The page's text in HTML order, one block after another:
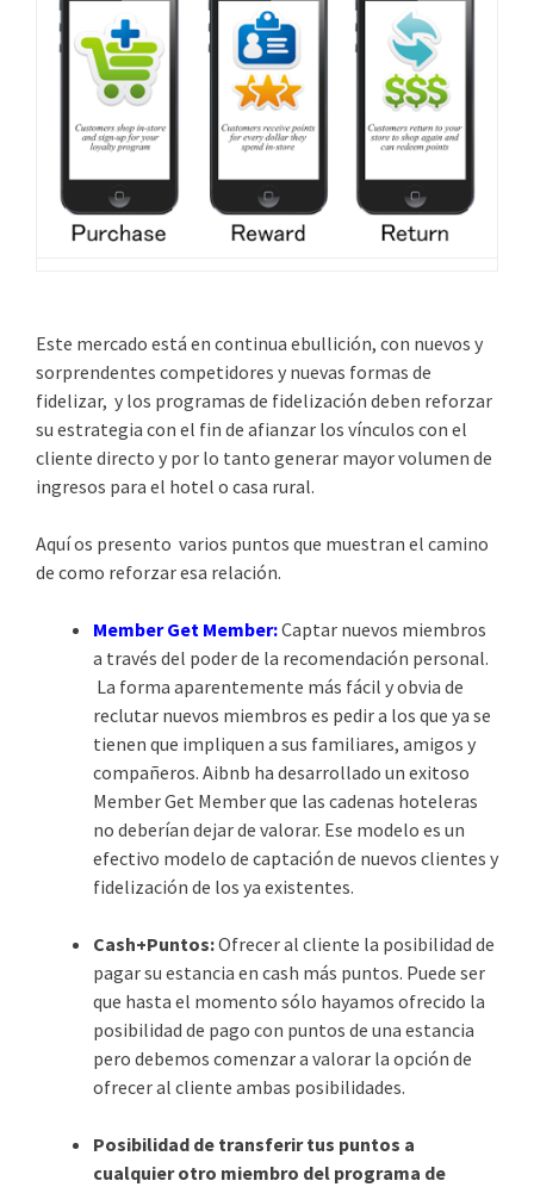
Este mercado está en continua ebullición, con nuevos y
sorprendentes competidores y nuevas formas de
fidelizar, y los programas de fidelización deben reforzar
su estrategia con el fin de afianzar los vínculos con el
cliente directo y por lo tanto generar mayor volumen de
ingresos para el hotel o casa rural.
Aquí os presento varios puntos que muestran el camino
de como reforzar esa relación.
Member Get Member:Captar nuevos miembros
a través del poder de la recomendación personal.
La forma aparentemente más fácil y obvia de
reclutar nuevos miembros es pedir a los que ya se
tienen que impliquen a sus familiares, amigos y
compañeros. Aibnb ha desarrollado un exitoso
Member Get Member que las cadenas hoteleras
no deberían dejar de valorar. Ese modelo es un
efectivo modelo de captación de nuevos clientes y
fidelización de los ya existentes.
Cash+Puntos:Ofrecer al cliente la posibilidad de
pagar su estancia en cash más puntos. Puede ser
que hasta el momento sólo hayamos ofrecido la
posibilidad de pago con puntos de una estancia
pero debemos comenzar a valorar la opción de
ofrecer al cliente ambas posibilidades.
Posibilidad de transferir tus puntos a
cualquier otro miembro del programa de